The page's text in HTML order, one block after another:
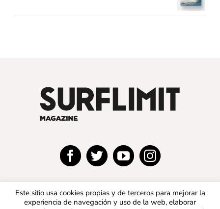
Este sitio usa cookies propias y de terceros para mejorar la
experiencia de navegación y uso de la web, elaborar